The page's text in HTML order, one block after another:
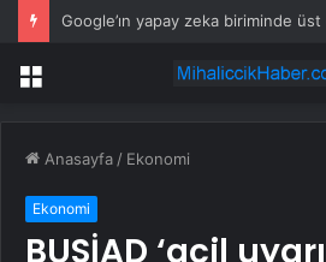
Google’ın yapay zeka biriminde
Menü
Anasayfa / Ekonomi
Ekonomi
BUSİAD ‘acil